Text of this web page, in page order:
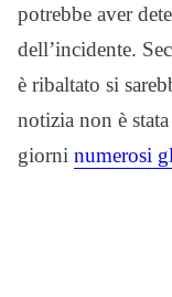
potrebbe aver
dell’incidente.
è ribaltato si
notizia non è
giorni numerosi